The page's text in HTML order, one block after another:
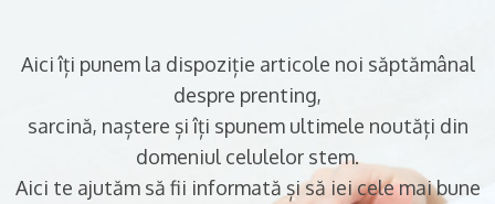
Aici îți punem la dispoziție articole noi săptămânal
despre prenting,
sarcină, naștere și îți spunem ultimele noutăți din
domeniul celulelor stem.
Aici te ajutăm să fii informată și să iei cele mai bune